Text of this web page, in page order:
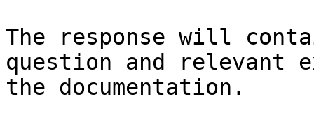
The response will
question and relevant
the documentation.